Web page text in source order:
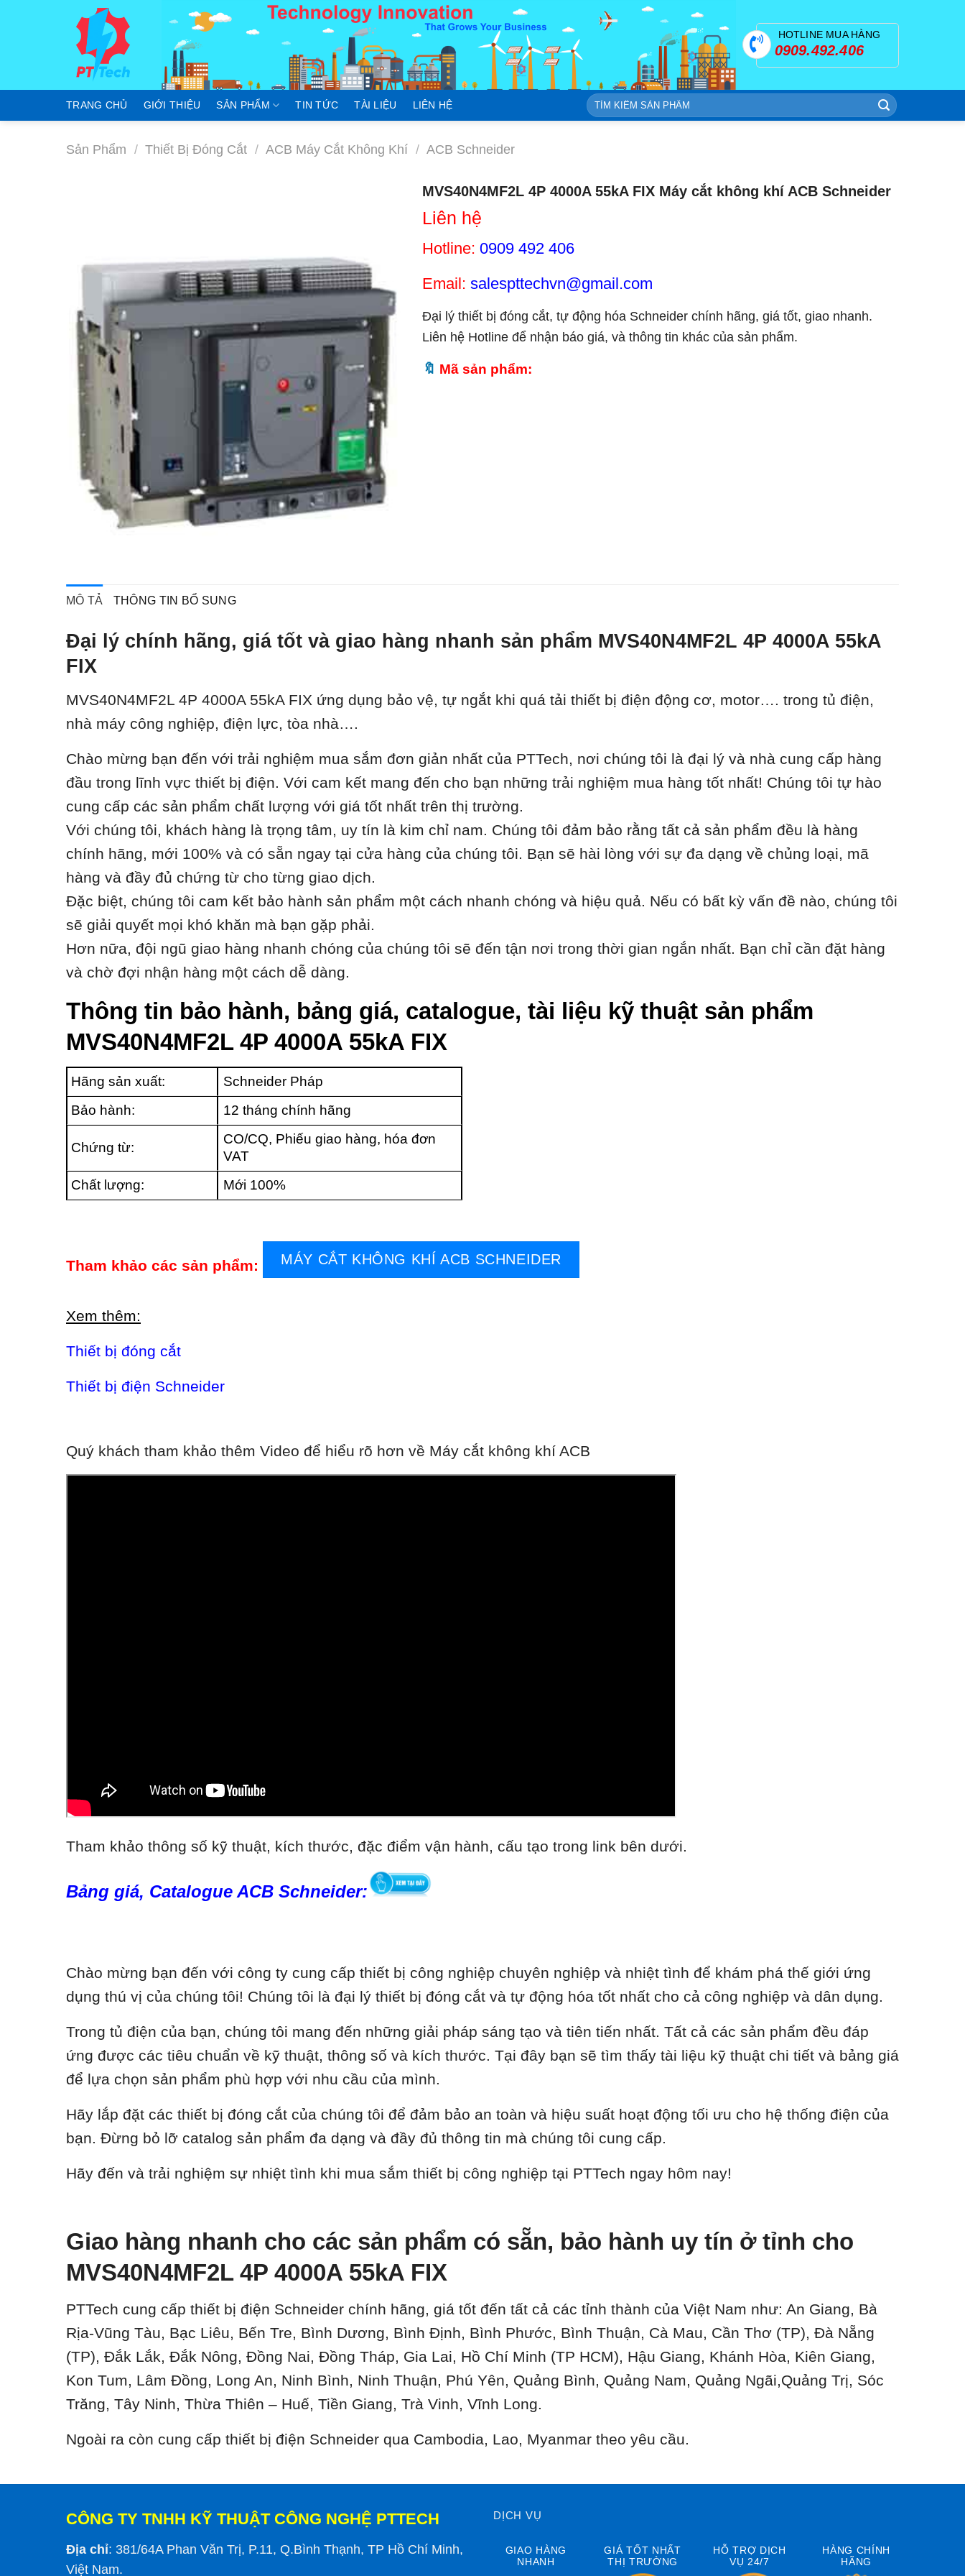
HOTLINE MUA HÀNG
0909.492.406
TRANG CHỦ GIỚI THIỆU SẢN PHẨM TIN TỨC TÀI LIỆU LIÊN HỆ
Tìm
kiếm:
Sản Phẩm / Thiết Bị Đóng Cắt / ACB Máy Cắt Không Khí / ACB Schneider
MVS40N4MF2L 4P 4000A 55kA FIX Máy cắt không khí ACB Schneider
Liên hệ
Hotline: 0909 492 406
Email: salespttechvn@gmail.com
Đại lý thiết bị đóng cắt, tự động hóa Schneider chính hãng, giá tốt, giao nhanh.
Liên hệ Hotline để nhận báo giá, và thông tin khác của sản phẩm.
Mã sản phẩm:
MÔ TẢ THÔNG TIN BỔ SUNG
Đại lý chính hãng, giá tốt và giao hàng nhanh sản phẩm MVS40N4MF2L 4P 4000A 55kA
FIX
MVS40N4MF2L 4P 4000A 55kA FIX ứng dụng bảo vệ, tự ngắt khi quá tải thiết bị điện động cơ, motor…. trong tủ điện,
nhà máy công nghiệp, điện lực, tòa nhà….
Chào mừng bạn đến với trải nghiệm mua sắm đơn giản nhất của PTTech, nơi chúng tôi là đại lý và nhà cung cấp hàng
đầu trong lĩnh vực thiết bị điện. Với cam kết mang đến cho bạn những trải nghiệm mua hàng tốt nhất! Chúng tôi tự hào
cung cấp các sản phẩm chất lượng với giá tốt nhất trên thị trường.
Với chúng tôi, khách hàng là trọng tâm, uy tín là kim chỉ nam. Chúng tôi đảm bảo rằng tất cả sản phẩm đều là hàng
chính hãng, mới 100% và có sẵn ngay tại cửa hàng của chúng tôi. Bạn sẽ hài lòng với sự đa dạng về chủng loại, mã
hàng và đầy đủ chứng từ cho từng giao dịch.
Đặc biệt, chúng tôi cam kết bảo hành sản phẩm một cách nhanh chóng và hiệu quả. Nếu có bất kỳ vấn đề nào, chúng tôi
sẽ giải quyết mọi khó khăn mà bạn gặp phải.
Hơn nữa, đội ngũ giao hàng nhanh chóng của chúng tôi sẽ đến tận nơi trong thời gian ngắn nhất. Bạn chỉ cần đặt hàng
và chờ đợi nhận hàng một cách dễ dàng.
Thông tin bảo hành, bảng giá, catalogue, tài liệu kỹ thuật sản phẩm
MVS40N4MF2L 4P 4000A 55kA FIX
Hãng sản xuất:
Schneider Pháp
Bảo hành:
12 tháng chính hãng
Chứng từ:
CO/CQ, Phiếu giao hàng, hóa đơn
VAT
Chất lượng:
Mới 100%
Tham khảo các sản phẩm: MÁY CẮT KHÔNG KHÍ ACB SCHNEIDER
Xem thêm:
Thiết bị đóng cắt
Thiết bị điện Schneider
Quý khách tham khảo thêm Video để hiểu rõ hơn về Máy cắt không khí ACB
Tham khảo thông số kỹ thuật, kích thước, đặc điểm vận hành, cấu tạo trong link bên dưới.
Bảng giá, Catalogue ACB Schneider:
Chào mừng bạn đến với công ty cung cấp thiết bị công nghiệp chuyên nghiệp và nhiệt tình để khám phá thế giới ứng
dụng thú vị của chúng tôi! Chúng tôi là đại lý thiết bị đóng cắt và tự động hóa tốt nhất cho cả công nghiệp và dân dụng.
Trong tủ điện của bạn, chúng tôi mang đến những giải pháp sáng tạo và tiên tiến nhất. Tất cả các sản phẩm đều đáp
ứng được các tiêu chuẩn về kỹ thuật, thông số và kích thước. Tại đây bạn sẽ tìm thấy tài liệu kỹ thuật chi tiết và bảng giá
để lựa chọn sản phẩm phù hợp với nhu cầu của mình.
Hãy lắp đặt các thiết bị đóng cắt của chúng tôi để đảm bảo an toàn và hiệu suất hoạt động tối ưu cho hệ thống điện của
bạn. Đừng bỏ lỡ catalog sản phẩm đa dạng và đầy đủ thông tin mà chúng tôi cung cấp.
Hãy đến và trải nghiệm sự nhiệt tình khi mua sắm thiết bị công nghiệp tại PTTech ngay hôm nay!
Giao hàng nhanh cho các sản phẩm có sẵn, bảo hành uy tín ở tỉnh cho
MVS40N4MF2L 4P 4000A 55kA FIX
PTTech cung cấp thiết bị điện Schneider chính hãng, giá tốt đến tất cả các tỉnh thành của Việt Nam như: An Giang, Bà
Rịa-Vũng Tàu, Bạc Liêu, Bến Tre, Bình Dương, Bình Định, Bình Phước, Bình Thuận, Cà Mau, Cần Thơ (TP), Đà Nẵng
(TP), Đắk Lắk, Đắk Nông, Đồng Nai, Đồng Tháp, Gia Lai, Hồ Chí Minh (TP HCM), Hậu Giang, Khánh Hòa, Kiên Giang,
Kon Tum, Lâm Đồng, Long An, Ninh Bình, Ninh Thuận, Phú Yên, Quảng Bình, Quảng Nam, Quảng Ngãi,Quảng Trị, Sóc
Trăng, Tây Ninh, Thừa Thiên – Huế, Tiền Giang, Trà Vinh, Vĩnh Long.
Ngoài ra còn cung cấp thiết bị điện Schneider qua Cambodia, Lao, Myanmar theo yêu cầu.
CÔNG TY TNHH KỸ THUẬT CÔNG NGHỆ PTTECH
Địa chỉ: 381/64A Phan Văn Trị, P.11, Q.Bình Thạnh, TP Hồ Chí Minh,
Việt Nam.
DỊCH VỤ
GIAO HÀNG
NHANH
GIÁ TỐT NHẤT
THỊ TRƯỜNG
HỖ TRỢ DỊCH
VỤ 24/7
HÀNG CHÍNH
HÃNG